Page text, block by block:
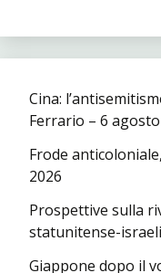
Cina:
Ferrario – 6
Frode
2026
Prospettive sulla
statunitense-
Giappone dopo il